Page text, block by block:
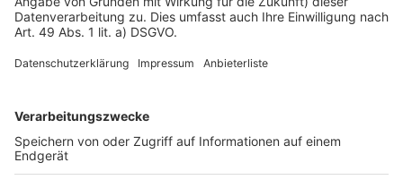
Impressum
Services
Bauprojekt-Quiz
Häuser-Suche